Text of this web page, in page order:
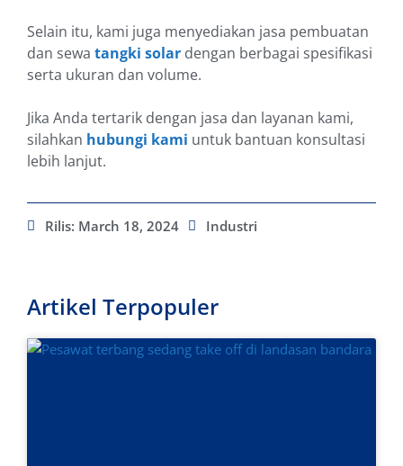
Selain itu, kami juga menyediakan jasa pembuatan
dan sewa tangki solar dengan berbagai spesifikasi
serta ukuran dan volume.
Jika Anda tertarik dengan jasa dan layanan kami,
silahkan hubungi kami untuk bantuan konsultasi
lebih lanjut.
Rilis: March 18, 2024 Industri
Artikel Terpopuler